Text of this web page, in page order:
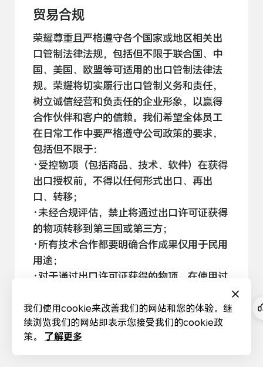
贸易合规
荣耀尊重且严格遵守各个国家或地区相关出
口管制法律法规，包括但不限于联合国、中
国、美国、欧盟等可适用的出口管制法律法
规。荣耀将切实履行出口管制义务和责任，
树立诚信经营和负责任的企业形象，以赢得
合作伙伴和客户的信赖。我们希望全体员工
在日常工作中要严格遵守公司政策的要求，
包括但不限于：
·受控物项（包括商品、技术、软件）在获得
出口授权前，不得以任何形式出口、再出
口、 转移；
·未经合规评估，禁止将通过出口许可证获得
的物项转移到第三国或第三方；
·所有技术合作都要明确合作成果仅用于民用
用途；
·对于通过出口许可证获得的物项，在使用过
·禁止以任何方式向被制裁国家或实体提供受
控物项。
我们使用cookie来改善我们的网站和您的体验。继
续浏览我们的网站即表示您接受我们的cookie政
策。
了解更多